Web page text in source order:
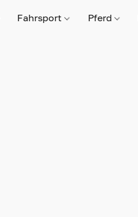
Fahrsport Pferd